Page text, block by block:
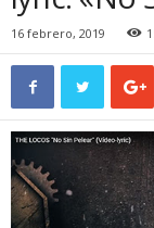
16 febrero, 2019